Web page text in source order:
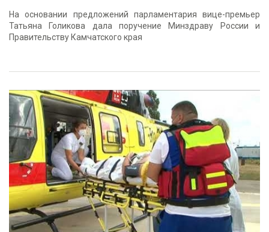
На основании предложений парламентария вице-премьер
Татьяна Голикова дала поручение Минздраву России и
Правительству Камчатского края